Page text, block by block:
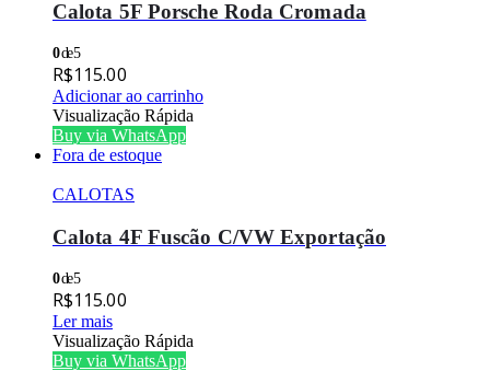
Calota 5F Porsche Roda Cromada
0de 5
R$115.00
Adicionar ao carrinho
Visualização Rápida
Buy via WhatsApp
Fora de estoque
CALOTAS
Calota 4F Fuscão C/VW Exportação
0de 5
R$115.00
Ler mais
Visualização Rápida
Buy via WhatsApp